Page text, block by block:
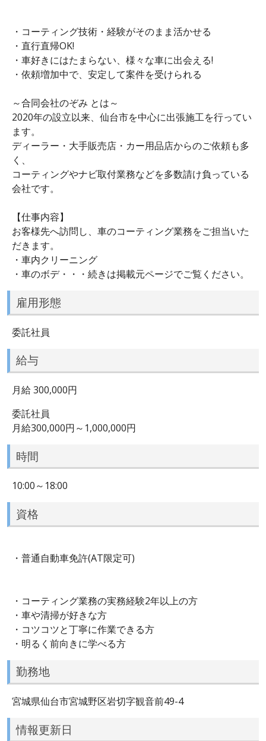
・コーティング技術・経験がそのまま活かせる
・直行直帰OK!
・車好きにはたまらない、様々な車に出会える!
・依頼増加中で、安定して案件を受けられる
～合同会社のぞみ とは～
2020年の設立以来、仙台市を中心に出張施工を行ってい
ます。
ディーラー・大手販売店・カー用品店からのご依頼も多
く、
コーティングやナビ取付業務などを多数請け負っている
会社です。
【仕事内容】
お客様先へ訪問し、車のコーティング業務をご担当いた
だきます。
・車内クリーニング
・車のボデ・・・続きは掲載元ページでご覧ください。
雇用形態
委託社員
給与
月給 300,000円
委託社員
月給300,000円～1,000,000円
時間
10:00～18:00
資格
・普通自動車免許(AT限定可)
・コーティング業務の実務経験2年以上の方
・車や清掃が好きな方
・コツコツと丁寧に作業できる方
・明るく前向きに学べる方
勤務地
宮城県仙台市宮城野区岩切字観音前49-4
情報更新日